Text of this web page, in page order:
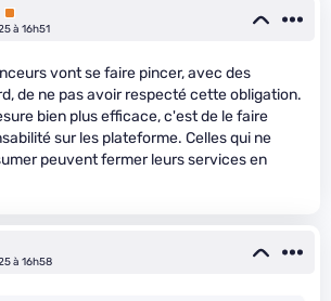
Premium
à 16h51
vont se faire pincer, avec des
de ne pas avoir respecté cette obligation.
bien plus efficace, c'est de le faire
sur les plateforme. Celles qui ne
peuvent fermer leurs services en
à 16h58